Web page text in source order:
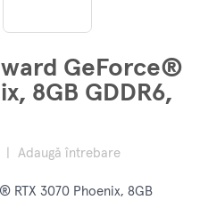
GeForce®
8GB GDDR6,
Adaugă întrebare
RTX 3070 Phoenix, 8GB